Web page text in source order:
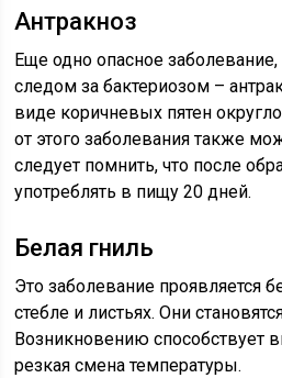
Антракноз
Еще одно опасное
следом за бактериозом –
виде коричневых пятен
от этого заболевания также
следует помнить, что после
употреблять в пищу 20 дней.
Белая гниль
Это заболевание проявляется
стебле и листьях. Они
Возникновению способствует
резкая смена температуры.